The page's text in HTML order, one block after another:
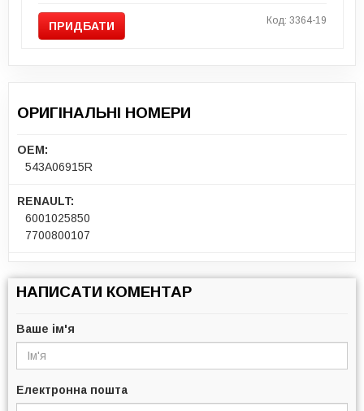
ПРИДБАТИ Код: 3364-19
ОРИГІНАЛЬНІ НОМЕРИ
OEM:
543A06915R
RENAULT:
6001025850
7700800107
НАПИСАТИ КОМЕНТАР
Ваше ім'я
Електронна пошта